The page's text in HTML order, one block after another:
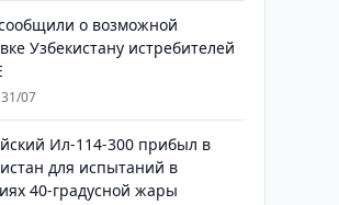
о возможной
Узбекистану истребителей
31/07
Ил-114-300 прибыл в
для испытаний в
40-градусной жары